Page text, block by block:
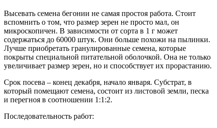
Высевать семена бегонии не самая простоя работа. Стоит
вспомнить о том, что размер зерен не просто мал, он
микроскопичен. В зависимости от сорта в 1 г может
содержаться до 60000 штук. Они больше похожи на пылинки.
Лучше приобретать гранулированные семена, которые
покрыты специальной питательной оболочкой. Она не только
увеличивает размер зерен, но и способствует их прорастанию.
Срок посева – конец декабря, начало января. Субстрат, в
который помещают семена, состоит из листовой земли, песка
и перегноя в соотношении 1:1:2.
Последовательность работ: